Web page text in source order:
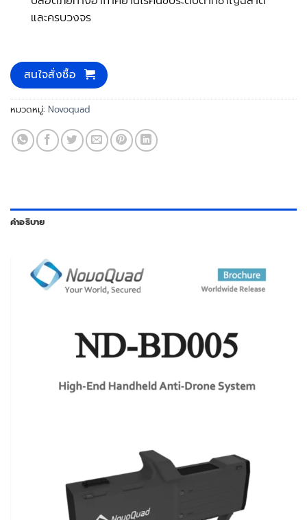
และครบวงจร
สนใจสั่งซื้อ
หมวดหมู่: Novoquad
คำอธิบาย